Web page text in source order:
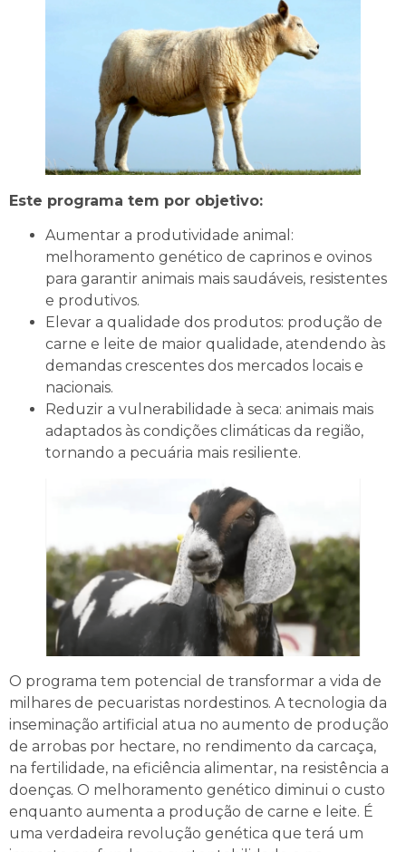
Este programa tem por objetivo:
Aumentar a produtividade animal:
melhoramento genético de caprinos e ovinos
para garantir animais mais saudáveis, resistentes
e produtivos.
Elevar a qualidade dos produtos: produção de
carne e leite de maior qualidade, atendendo às
demandas crescentes dos mercados locais e
nacionais.
Reduzir a vulnerabilidade à seca: animais mais
adaptados às condições climáticas da região,
tornando a pecuária mais resiliente.
O programa tem potencial de transformar a vida de
milhares de pecuaristas nordestinos. A tecnologia da
inseminação artificial atua no aumento de produção
de arrobas por hectare, no rendimento da carcaça,
na fertilidade, na eficiência alimentar, na resistência a
doenças. O melhoramento genético diminui o custo
enquanto aumenta a produção de carne e leite. É
uma verdadeira revolução genética que terá um